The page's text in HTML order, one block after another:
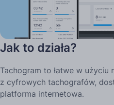
Jak to działa?
Tachogram to łatwe w użyciu
z cyfrowych tachografów,
platforma internetowa.